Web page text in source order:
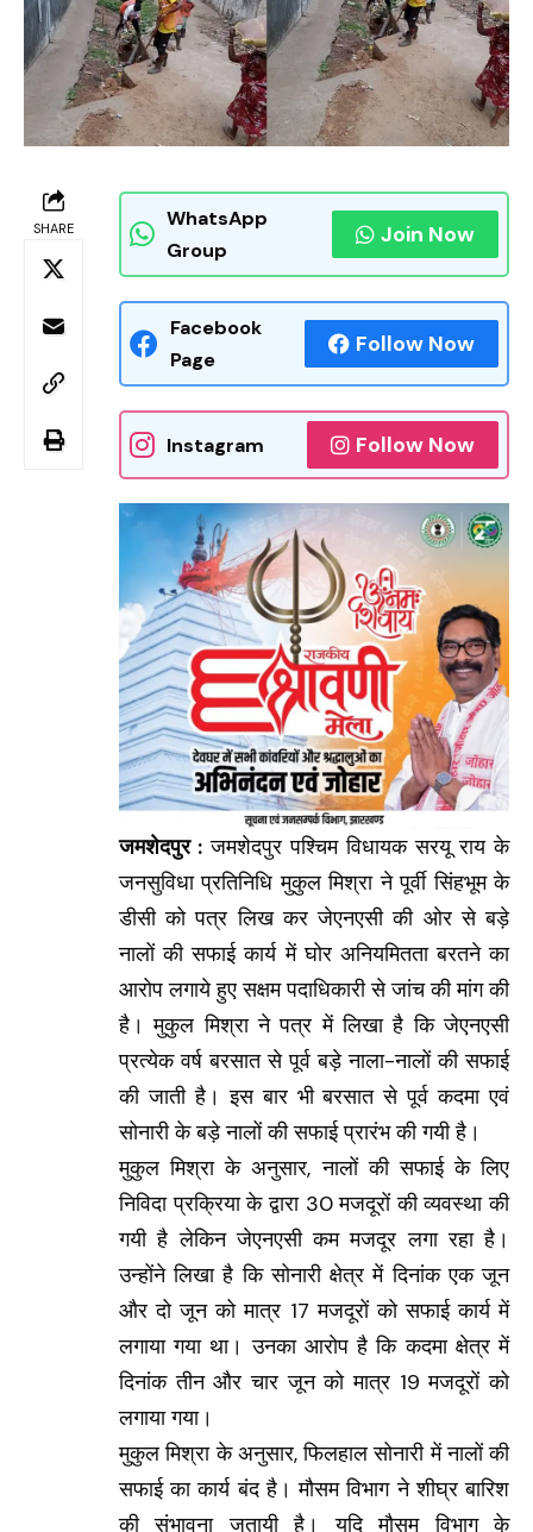
SHARE
WhatsApp
Group
Join Now
Facebook
Page
Follow Now
Instagram Follow Now
जमशेदपुर : जमशेदपुर पश्चिम विधायक सरयू राय के
जनसुविधा प्रतिनिधि मुकुल मिश्रा ने पूर्वी सिंहभूम के
डीसी को पत्र लिख कर जेएनएसी की ओर से बड़े
नालों की सफाई कार्य में घोर अनियमितता बरतने का
आरोप लगाये हुए सक्षम पदाधिकारी से जांच की मांग की
है। मुकुल मिश्रा ने पत्र में लिखा है कि जेएनएसी
प्रत्येक वर्ष बरसात से पूर्व बड़े नाला-नालों की सफाई
की जाती है। इस बार भी बरसात से पूर्व कदमा एवं
सोनारी के बड़े नालों की सफाई प्रारंभ की गयी है।
मुकुल मिश्रा के अनुसार, नालों की सफाई के लिए
निविदा प्रक्रिया के द्वारा 30 मजदूरों की व्यवस्था की
गयी है लेकिन जेएनएसी कम मजदूर लगा रहा है।
उन्होंने लिखा है कि सोनारी क्षेत्र में दिनांक एक जून
और दो जून को मात्र 17 मजदूरों को सफाई कार्य में
लगाया गया था। उनका आरोप है कि कदमा क्षेत्र में
दिनांक तीन और चार जून को मात्र 19 मजदूरों को
लगाया गया।
मुकुल मिश्रा के अनुसार, फिलहाल सोनारी में नालों की
सफाई का कार्य बंद है। मौसम विभाग ने शीघ्र बारिश
की संभावना जतायी है। यदि मौसम विभाग के